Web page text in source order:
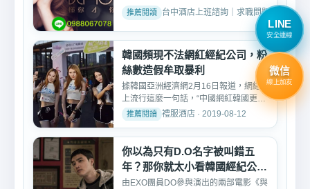
店上班、酒店職缺、舞廳...
台中酒店上班諮詢｜求職問題與經驗分
韓國頻現不法網紅經紀公司，粉
絲數造假牟取暴利
據韓國亞洲經濟網2月16日報道，網絡
上流行這麼一句話，“中國網紅韓國更
紅”。在韓國流通業打起...
禮服酒店 · 2019-08-12
你以為只有D.O名字被叫錯五
年？那你就太小看韓國經紀公司
了
由EXO團員DO參與演出的兩部電影《與
LINE
安全連線
微信
線上加友